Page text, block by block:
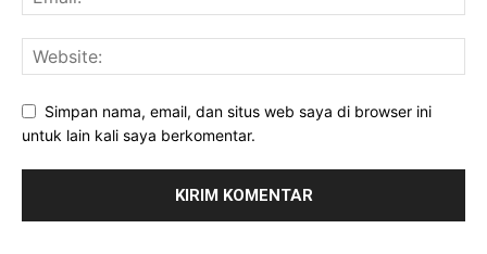
Simpan nama, email, dan situs web saya di browser ini
untuk lain kali saya berkomentar.